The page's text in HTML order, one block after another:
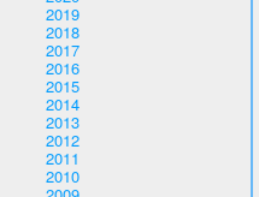
2019
2018
2017
2016
2015
2014
2013
2012
2011
2010